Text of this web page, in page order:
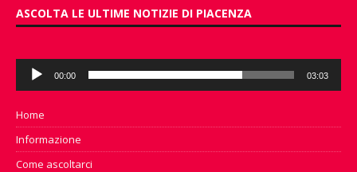
ASCOLTA LE ULTIME NOTIZIE DI PIACENZA
Audio
Player
00:00 03:03
Home
Informazione
Come ascoltarci